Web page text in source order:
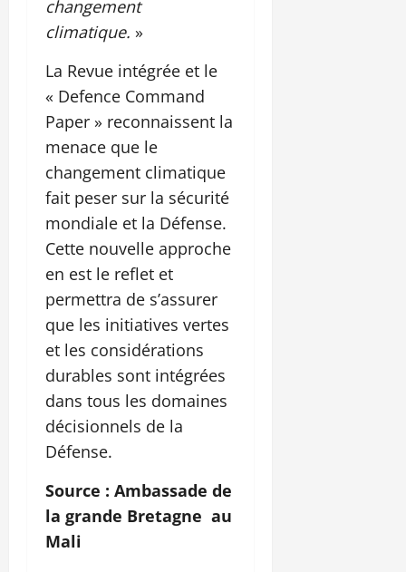
changement
climatique. »
La Revue intégrée et le
« Defence Command
Paper » reconnaissent la
menace que le
changement climatique
fait peser sur la sécurité
mondiale et la Défense.
Cette nouvelle approche
en est le reflet et
permettra de s’assurer
que les initiatives vertes
et les considérations
durables sont intégrées
dans tous les domaines
décisionnels de la
Défense.
Source : Ambassade de
la grande Bretagne au
Mali